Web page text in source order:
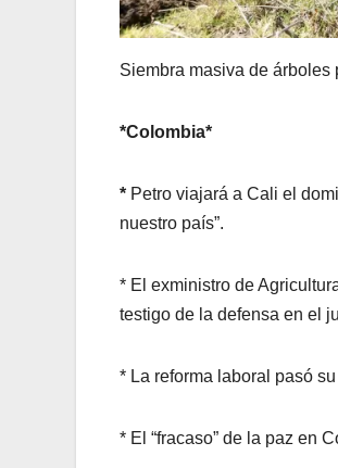
Siembra masiva de árboles
*Colombia*
* Petro viajará a Cali el
nuestro país”.
* El exministro de
testigo de la defensa en el
* La reforma laboral pasó
* El “fracaso” de la paz en